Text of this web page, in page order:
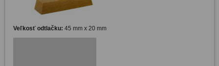
Veľkosť odtlačku: 45 mm x 20 mm